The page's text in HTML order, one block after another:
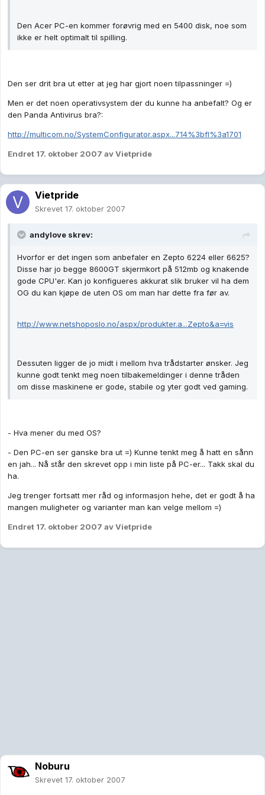
Den Acer PC-en kommer forøvrig med en 5400 disk, noe som
ikke er helt optimalt til spilling.
Den ser drit bra ut etter at jeg har gjort noen tilpassninger =)
Men er det noen operativsystem der du kunne ha anbefalt? Og er
den Panda Antivirus bra?:
http://multicom.no/SystemConfigurator.aspx...714%3bfl%3a1701
Endret 17. oktober 2007 av Vietpride
Vietpride
Skrevet 17. oktober 2007
andylove skrev:
Hvorfor er det ingen som anbefaler en Zepto 6224 eller 6625?
Disse har jo begge 8600GT skjermkort på 512mb og knakende
gode CPU'er. Kan jo konfigueres akkurat slik bruker vil ha dem
OG du kan kjøpe de uten OS om man har dette fra før av.
http://www.netshoposlo.no/aspx/produkter.a...Zepto&a=vis
Dessuten ligger de jo midt i mellom hva trådstarter ønsker. Jeg
kunne godt tenkt meg noen tilbakemeldinger i denne tråden
om disse maskinene er gode, stabile og yter godt ved gaming.
- Hva mener du med OS?
- Den PC-en ser ganske bra ut =) Kunne tenkt meg å hatt en sånn
en jah... Nå står den skrevet opp i min liste på PC-er... Takk skal du
ha.
Jeg trenger fortsatt mer råd og informasjon hehe, det er godt å ha
mangen muligheter og varianter man kan velge mellom =)
Endret 17. oktober 2007 av Vietpride
Noburu
Skrevet 17. oktober 2007